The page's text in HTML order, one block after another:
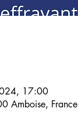
17:00
Amboise, France